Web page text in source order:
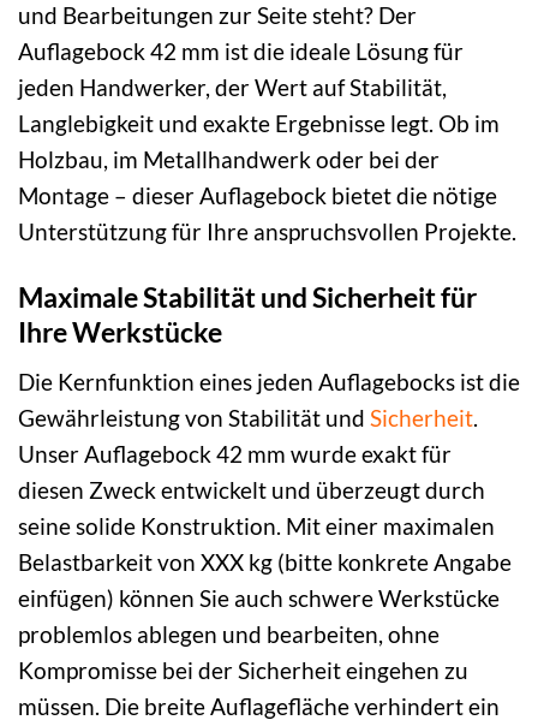
und Bearbeitungen zur Seite steht? Der
Auflagebock 42 mm ist die ideale Lösung für
jeden Handwerker, der Wert auf Stabilität,
Langlebigkeit und exakte Ergebnisse legt. Ob im
Holzbau, im Metallhandwerk oder bei der
Montage – dieser Auflagebock bietet die nötige
Unterstützung für Ihre anspruchsvollen Projekte.
Maximale Stabilität und Sicherheit für
Ihre Werkstücke
Die Kernfunktion eines jeden Auflagebocks ist die
Gewährleistung von Stabilität und Sicherheit
Unser Auflagebock 42 mm wurde exakt für
diesen Zweck entwickelt und überzeugt durch
seine solide Konstruktion. Mit einer maximalen
Belastbarkeit von XXX kg (bitte konkrete Angabe
einfügen) können Sie auch schwere Werkstücke
problemlos ablegen und bearbeiten, ohne
Kompromisse bei der Sicherheit eingehen zu
müssen. Die breite Auflagefläche verhindert ein